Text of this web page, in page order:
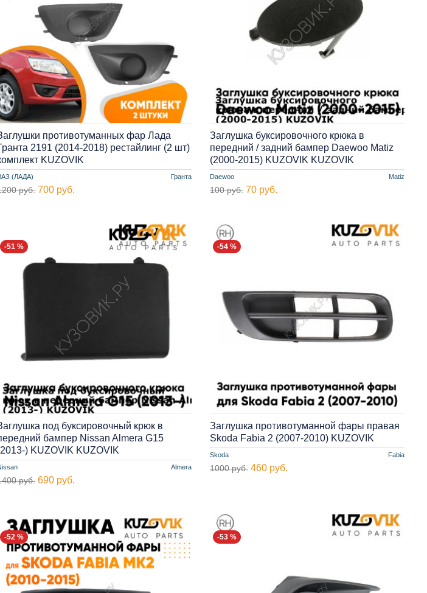
(ЛАДА) Гранта
противотуманных фар Лада
2191 (2014-2018) рестайлинг (2 шт)
KUZOVIK
руб. 700 руб.
Daewoo Matiz
Заглушка буксировочного крюка в
передний / задний бампер Daewoo Matiz
(2000-2015) KUZOVIK KUZOVIK
100 руб. 70 руб.
-51 %
Almera
под буксировочный крюк в
бампер Nissan Almera G15
) KUZOVIK KUZOVIK
руб. 690 руб.
-54 %
Skoda Fabia
Заглушка противотуманной фары правая
Skoda Fabia 2 (2007-2010) KUZOVIK
1000 руб. 460 руб.
-52 % -53 %